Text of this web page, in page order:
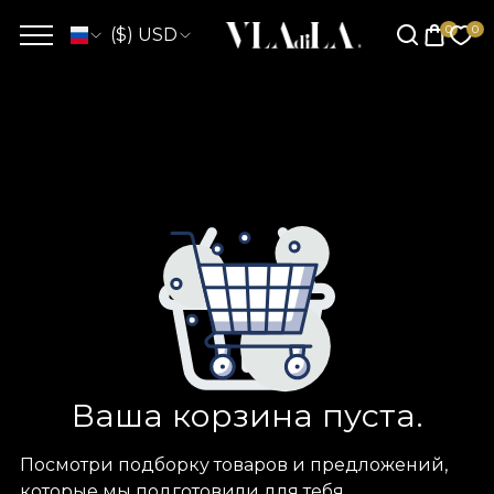
($) USD
Ваша корзина пуста.
Посмотри подборку товаров и предложений,